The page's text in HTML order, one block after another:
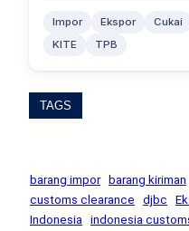
Impor Ekspor Cukai
KITE
TPB
TAGS
barang impor barang kiriman
customs clearance
djbc
Indonesia
indonesia